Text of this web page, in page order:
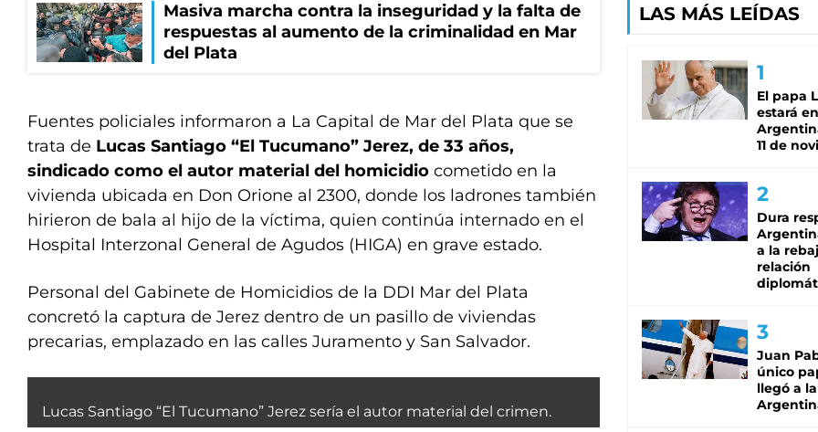
Masiva marcha contra la inseguridad y la falta de
respuestas al aumento de la criminalidad en Mar
del Plata
Fuentes policiales informaron a La Capital de Mar del Plata que se
trata de Lucas Santiago “El Tucumano” Jerez, de 33 años,
sindicado como el autor material del homicidio cometido en la
vivienda ubicada en Don Orione al 2300, donde los ladrones también
hirieron de bala al hijo de la víctima, quien continúa internado en el
Hospital Interzonal General de Agudos (HIGA) en grave estado.
Personal del Gabinete de Homicidios de la DDI Mar del Plata
concretó la captura de Jerez dentro de un pasillo de viviendas
precarias, emplazado en las calles Juramento y San Salvador.
Lucas Santiago “El Tucumano” Jerez sería el autor material del crimen.
LAS MÁS LEÍDAS
El papa
estará
11 de
Dura
a la
relación
Juan
único
llegó a la